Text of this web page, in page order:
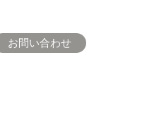
お問い合わせ